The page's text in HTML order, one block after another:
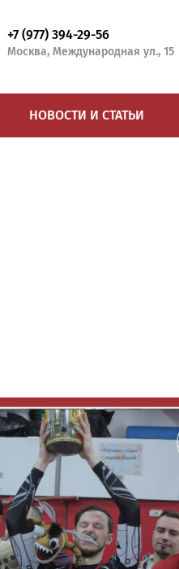
+7 (977) 394-29-56
Москва, Международная ул., 15
НОВОСТИ И СТАТЬИ